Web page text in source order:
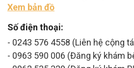
Xem bản đồ
Số điện thoại:
- 0243 576 4558 (Liên hệ cộng
- 0963 590 006 (Đăng ký khám